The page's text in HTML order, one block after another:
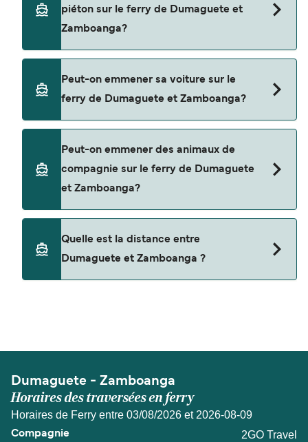
recherche et consultez notre page d'offres pour
consulter les dernières promotions disponibles.
piéton sur le ferry de Dumaguete et
Zamboanga?
piéton de Dumaguete à Zamboanga avec
Peut-on emmener sa voiture sur le
ferry de Dumaguete et Zamboanga?
ferry entre Dumaguete et Zamboanga.
Peut-on emmener des animaux de
compagnie sur le ferry de Dumaguete
et Zamboanga?
pas autorisés à bord pour les traversées entre
Dumaguete et Zamboanga.
Quelle est la distance entre
Dumaguete et Zamboanga ?
Dumaguete - Zamboanga
Horaires des traversées en ferry
Horaires de Ferry entre 03/08/2026 et 2026-08-09
2GO Travel